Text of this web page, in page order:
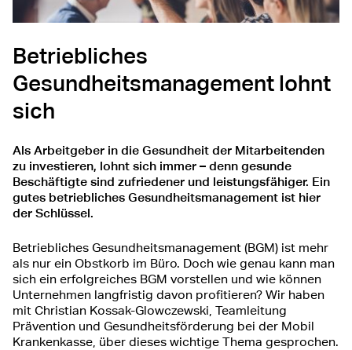
Betriebliches
Gesundheitsmanagement lohnt
sich
Als Arbeitgeber in die Gesundheit der Mitarbeitenden
zu investieren, lohnt sich immer – denn gesunde
Beschäftigte sind zufriedener und leistungsfähiger. Ein
gutes betriebliches Gesundheitsmanagement ist hier
der Schlüssel.
Betriebliches Gesundheitsmanagement (BGM) ist mehr
als nur ein Obstkorb im Büro. Doch wie genau kann man
sich ein erfolgreiches BGM vorstellen und wie können
Unternehmen langfristig davon profitieren? Wir haben
mit Christian Kossak-Glowczewski, Teamleitung
Prävention und Gesundheitsförderung bei der Mobil
Krankenkasse, über dieses wichtige Thema gesprochen.